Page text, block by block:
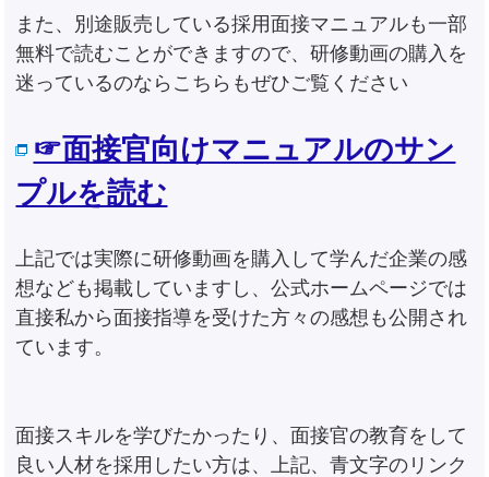
また、別途販売している採用面接マニュアルも一部
無料で読むことができますので、研修動画の購入を
迷っているのならこちらもぜひご覧ください
☞面接官向けマニュアルのサン
プルを読む
上記では実際に研修動画を購入して学んだ企業の感
想なども掲載していますし、公式ホームページでは
直接私から面接指導を受けた方々の感想も公開され
ています。
面接スキルを学びたかったり、面接官の教育をして
良い人材を採用したい方は、上記、青文字のリンク